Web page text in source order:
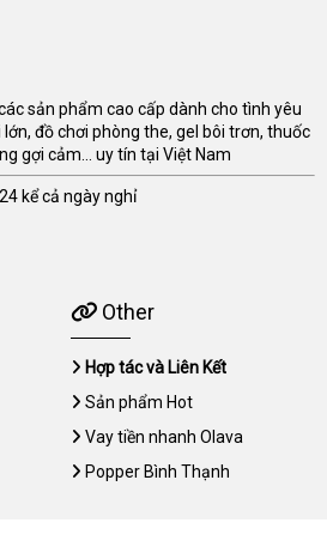
sản phẩm cao cấp dành cho tình yêu
đồ chơi phòng the, gel bôi trơn, thuốc
gợi cảm... uy tín tại Việt Nam
kể cả ngày nghỉ
Other
Hợp tác và Liên Kết
Sản phẩm Hot
Vay tiền nhanh Olava
Popper Bình Thạnh